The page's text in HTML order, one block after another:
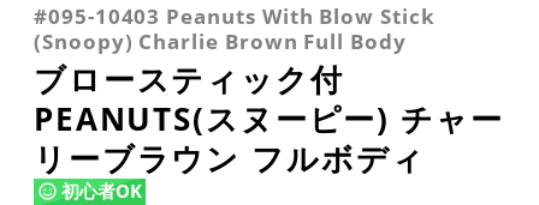
#095-10403 Peanuts With Blow Stick
(Snoopy) Charlie Brown Full Body
ブロースティック付
PEANUTS(スヌーピー) チャー
リーブラウン フルボディ
初心者OK